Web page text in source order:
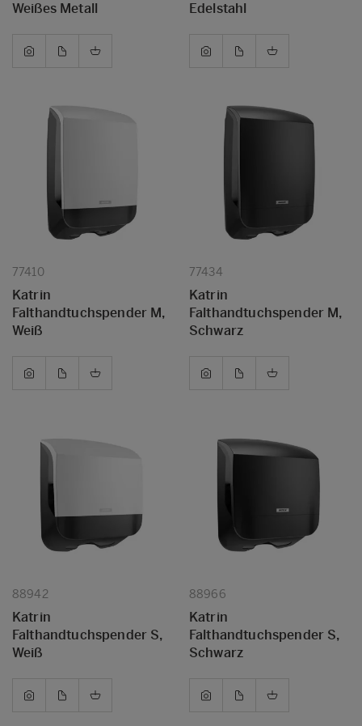
Weißes Metall
Edelstahl
77410
Katrin
Falthandtuchspender M,
Weiß
77434
Katrin
Falthandtuchspender M,
Schwarz
88942
Katrin
Falthandtuchspender S,
Weiß
88966
Katrin
Falthandtuchspender S,
Schwarz